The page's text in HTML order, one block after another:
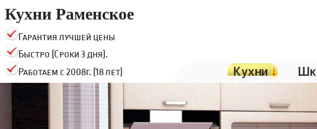
Кухни Раменское
Гарантия лучшей цены
Быстро (Сроки 3 дня).
Работаем с 2008г. (18 лет)
Кухни↓